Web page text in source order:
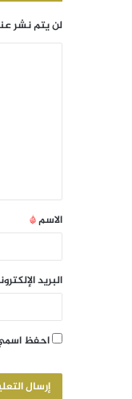
لن يتم نشر
الاسم*
البريد
احفظ